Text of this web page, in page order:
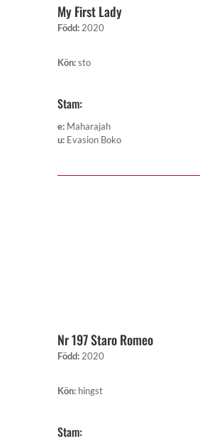
My First Lady
Född: 2020
Kön:sto
Stam:
e: Maharajah
u: Evasion Boko
Nr 197 Staro Romeo
Född: 2020
Kön: hingst
Stam: